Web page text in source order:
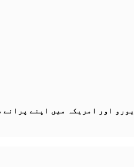
سے یورو اور امریکہ میں اپنے